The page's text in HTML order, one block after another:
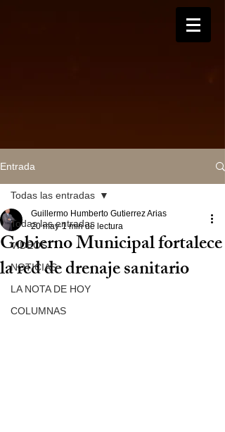
Entrada
Todas las entradas
VIDEOS
NOTICIAS
LA NOTA DE HOY
COLUMNAS
Todas las entradas
Gobierno Municipal fortalece
la red de drenaje sanitario
Guillermo Humberto Gutierrez Arias
20 may 1 min de lectura